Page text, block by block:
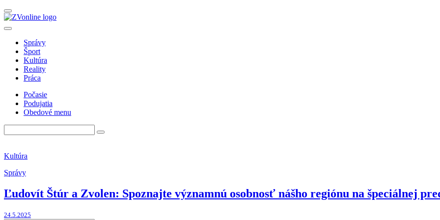
Správy
Šport
Kultúra
Reality
Práca
Počasie
Podujatia
Obedové menu
Kultúra
Správy
Ľudovít Štúr a Zvolen: Spoznajte významnú osobnosť nášho regiónu na špeciálnej
24.5.2025